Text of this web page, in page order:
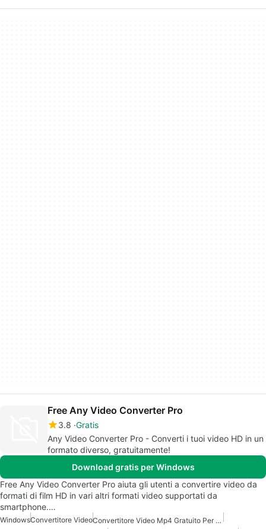
Free Any Video Converter Pro
3.8 Gratis
Any Video Converter Pro - Converti i tuoi video HD in un
formato diverso, gratuitamente!
Download gratis per Windows
Free Any Video Converter Pro aiuta gli utenti a convertire video da
formati di film HD in vari altri formati video supportati da
smartphone.…
WindowsConvertitore Video
Convertitore Video Mp4 Gratuito Per Windows